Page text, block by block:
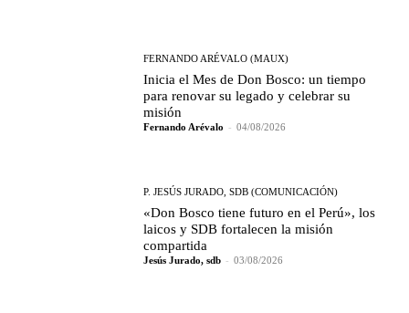
FERNANDO ARÉVALO (MAUX)
Inicia el Mes de Don Bosco: un tiempo
para renovar su legado y celebrar su
misión
Fernando Arévalo - 04/08/2026
P. JESÚS JURADO, SDB (COMUNICACIÓN)
«Don Bosco tiene futuro en el Perú», los
laicos y SDB fortalecen la misión
compartida
Jesús Jurado, sdb - 03/08/2026